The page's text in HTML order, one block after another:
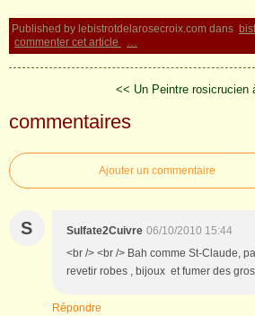
Published by lebistrotdelarosecroix.com dans
commenter cet article
…
<< Un Peintre rosicrucien
commentaires
Ajouter un commentaire
S Sulfate2Cuivre 06/10/2010 15:44
<br /> <br /> Bah comme St-Claude,
revetir robes , bijoux et fumer des
Répondre